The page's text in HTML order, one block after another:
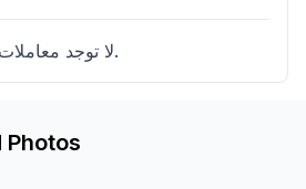
لا توجد معاملات.
Photos